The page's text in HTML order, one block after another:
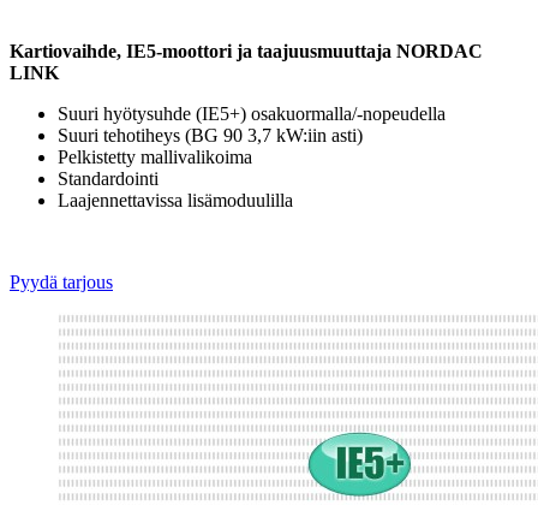
Kartiovaihde, IE5-moottori ja taajuusmuuttaja NORDAC
LINK
Suuri hyötysuhde (IE5+) osakuormalla/-nopeudella
Suuri tehotiheys (BG 90 3,7 kW:iin asti)
Pelkistetty mallivalikoima
Standardointi
Laajennettavissa lisämoduulilla
Pyydä tarjous